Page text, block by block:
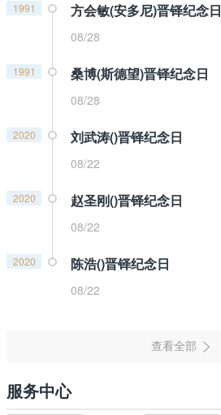
1991 方会敏(安多尼)晋铎纪念日
08/28
1991 桑博(斯德望)晋铎纪念日
08/28
2020 刘武涛()晋铎纪念日
08/22
2020 赵圣刚()晋铎纪念日
08/22
2020 陈浩()晋铎纪念日
08/22
服务中心